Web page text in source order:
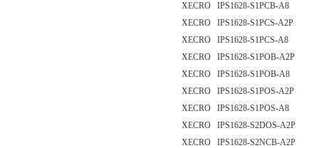
XECRO IPS1628-S1PCB-A8
XECRO IPS1628-S1PCS-A2P
XECRO IPS1628-S1PCS-A8
XECRO IPS1628-S1POB-A2P
XECRO IPS1628-S1POB-A8
XECRO IPS1628-S1POS-A2P
XECRO IPS1628-S1POS-A8
XECRO IPS1628-S2DOS-A2P
XECRO IPS1628-S2NCB-A2P